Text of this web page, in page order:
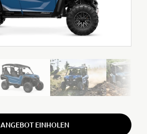
ANGEBOT EINHOLEN